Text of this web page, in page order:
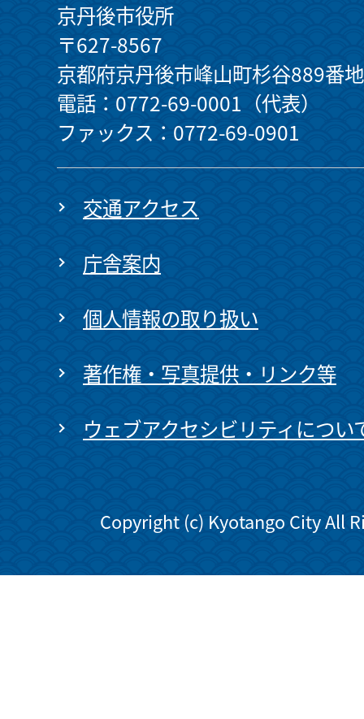
京丹後市役所
〒627-8567
京都府京丹後市峰山町杉谷889番地
電話：0772-69-0001（代表）
ファックス：0772-69-0901
交通アクセス
庁舎案内
個人情報の取り扱い
著作権・写真提供・リンク等
ウェブアクセシビリティについ
Copyright (c) Kyotango City All